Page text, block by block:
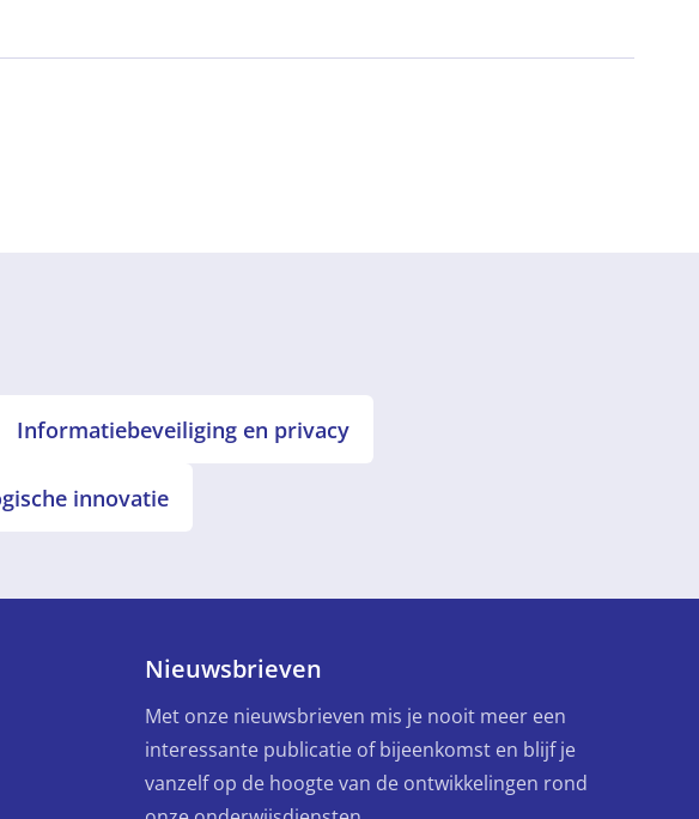
Informatiebeveiliging en privacy
innovatie
Nieuwsbrieven
Met onze nieuwsbrieven mis je nooit meer een
interessante publicatie of bijeenkomst en blijf je
vanzelf op de hoogte van de ontwikkelingen rond